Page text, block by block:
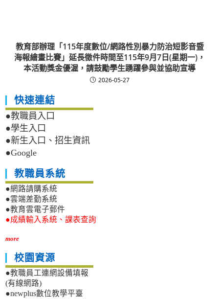
教育部辦理「115年度數位/網路性別暴力防治短影音暨
海報繪畫比賽」延長徵件時間至115年9月7日(星期一)，
本活動獎金優渥，請鼓勵學生踴躍參與並協助宣導
2026-05-27
快速連結
●教職員入口
●學生入口
●新生入口、招生資訊
●Google
教職員系統
●網路請購系統
●雲端差勤系統
●教育雲電子郵件
●成績輸入系統、課表查詢
more
校園資源
●教職員工連網設備填報
(有線網路)
●newplus數位教學平臺